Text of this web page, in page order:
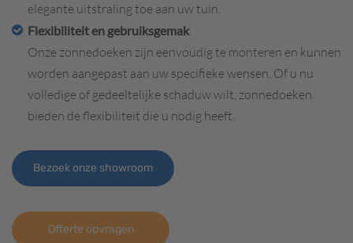
elegante uitstraling toe aan uw tuin.
Flexibiliteit en gebruiksgemak
Onze zonnedoeken zijn eenvoudig te monteren en kunnen
worden aangepast aan uw specifieke wensen. Of u nu
volledige of gedeeltelijke schaduw wilt, zonnedoeken
bieden de flexibiliteit die u nodig heeft.
Bezoek onze showroom
Offerte opvragen